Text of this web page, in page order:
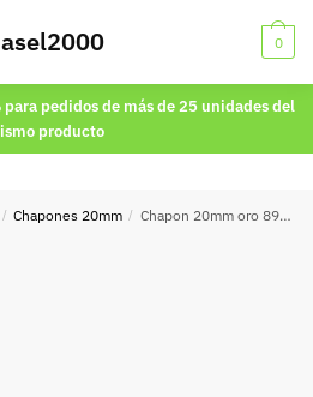
0
para pedidos de más de 25 unidades del
producto
/ Chapones 20mm / Chapon 20mm oro 8982